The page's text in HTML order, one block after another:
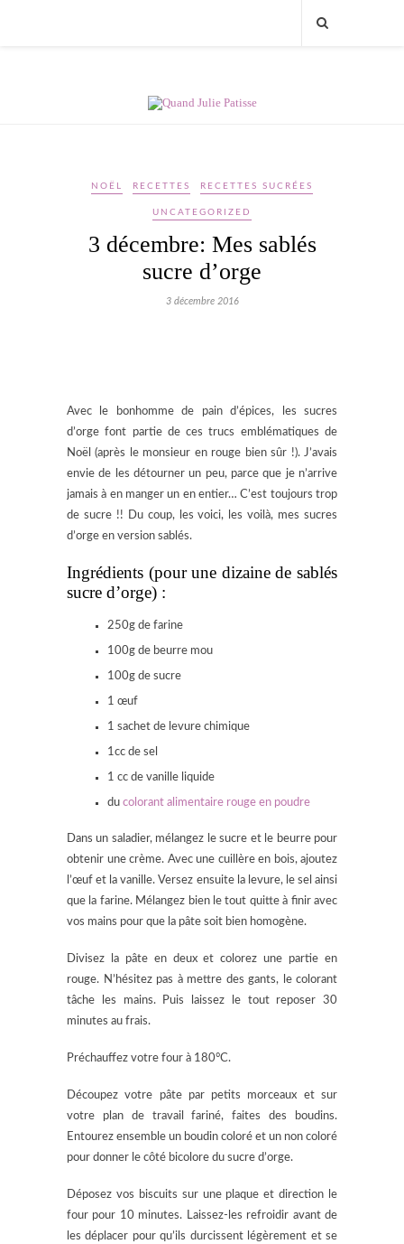
NOËL RECETTES RECETTES SUCRÉES
UNCATEGORIZED
3 décembre: Mes sablés
sucre d’orge
3 décembre 2016
Avec le bonhomme de pain d’épices, les sucres
d’orge font partie de ces trucs emblématiques de
Noël (après le monsieur en rouge bien sûr !). J’avais
envie de les détourner un peu, parce que je n’arrive
jamais à en manger un en entier… C’est toujours trop
de sucre !! Du coup, les voici, les voilà, mes sucres
d’orge en version sablés.
Ingrédients (pour une dizaine de sablés
sucre d’orge) :
250g de farine
100g de beurre mou
100g de sucre
1 œuf
1 sachet de levure chimique
1cc de sel
1 cc de vanille liquide
du colorant alimentaire rouge en poudre
Dans un saladier, mélangez le sucre et le beurre pour
obtenir une crème. Avec une cuillère en bois, ajoutez
l’œuf et la vanille. Versez ensuite la levure, le sel ainsi
que la farine. Mélangez bien le tout quitte à finir avec
vos mains pour que la pâte soit bien homogène.
Divisez la pâte en deux et colorez une partie en
rouge. N’hésitez pas à mettre des gants, le colorant
tâche les mains. Puis laissez le tout reposer 30
minutes au frais.
Préchauffez votre four à 180°C.
Découpez votre pâte par petits morceaux et sur
votre plan de travail fariné, faites des boudins.
Entourez ensemble un boudin coloré et un non coloré
pour donner le côté bicolore du sucre d’orge.
Déposez vos biscuits sur une plaque et direction le
four pour 10 minutes. Laissez-les refroidir avant de
les déplacer pour qu’ils durcissent légèrement et se